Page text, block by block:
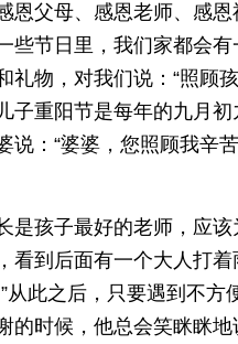
恩父母、感恩老师、感
些节日里，我们家都会
物，对我们说：“照顾
重阳节是每年的九月初
：“婆婆，您照顾我辛
是孩子最好的老师，应
看到后面有一个大人打
此之后，只要遇到不
时候，他总会笑眯眯地